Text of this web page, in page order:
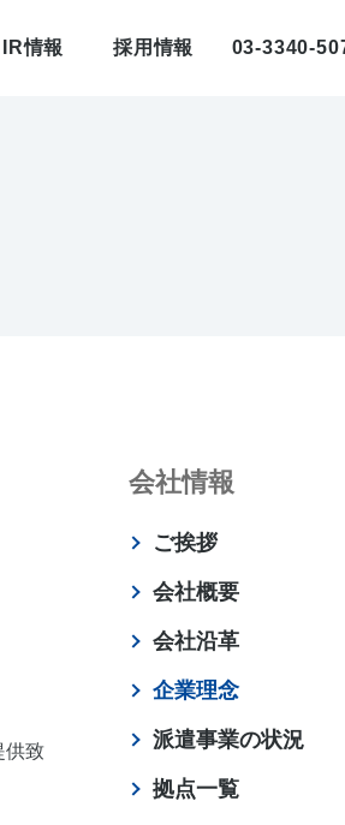
IR情報 採用情報 03-3340-
供致
会社情報
ご挨拶
会社概要
会社沿革
企業理念
派遣事業の状況
拠点一覧